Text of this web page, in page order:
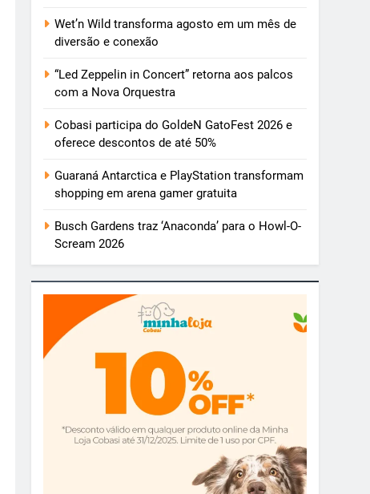
Wet’n Wild transforma agosto em um mês de
diversão e conexão
“Led Zeppelin in Concert” retorna aos palcos
com a Nova Orquestra
Cobasi participa do GoldeN GatoFest 2026 e
oferece descontos de até 50%
Guaraná Antarctica e PlayStation transformam
shopping em arena gamer gratuita
Busch Gardens traz ‘Anaconda’ para o Howl-O-
Scream 2026